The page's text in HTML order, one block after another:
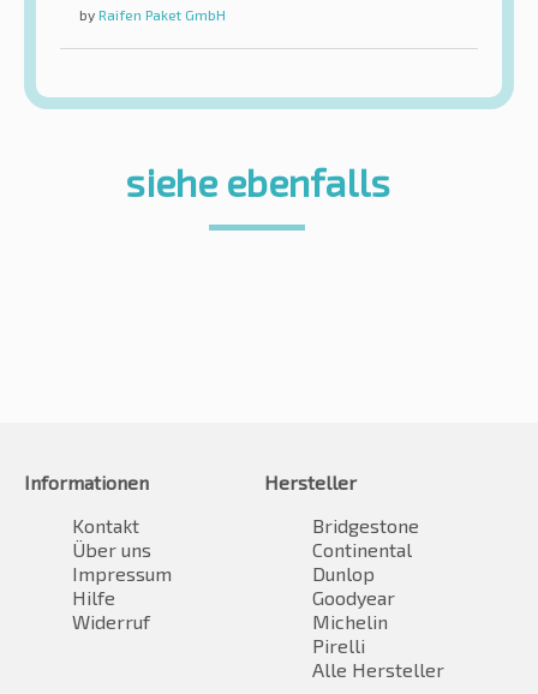
by Raifen Paket GmbH
siehe ebenfalls
Informationen
Kontakt
Über uns
Impressum
Hilfe
Widerruf
Hersteller
Bridgestone
Continental
Dunlop
Goodyear
Michelin
Pirelli
Alle Hersteller